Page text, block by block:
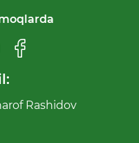
Rashidov